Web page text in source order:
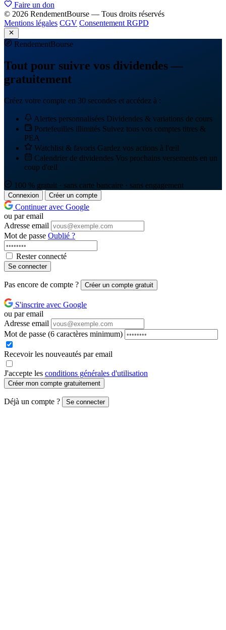
Faire un don
© 2026 RendementBourse — Tous droits réservés
Mentions légales CGV Consentement RGPD
RendementBourse
Tout pour suivre vos dividendes —
gratuitement
Créez votre compte en 30 secondes et accédez à :
Alertes personnalisées Dividendes & variations de cours
Portefeuilles illimités Suivez tous vos comptes titres &
PEA
Watchlist & favoris Gardez vos actions à l'œil
Calendrier de dividendes Vos prochains versements en un
coup d'œil
100 % gratuit · sans carte bancaire · sans engagement
Connexion Créer un compte
Continuer avec Google
ou par email
Adresse email
Mot de passe Oublié ?
Rester connecté
Se connecter
Pas encore de compte ? Créer un compte gratuit
S'inscrire avec Google
ou par email
Adresse email
Mot de passe (6 caractères minimum)
Recevoir les nouveautés par email
J'accepte les conditions générales d'utilisation
Créer mon compte gratuitement
Déjà un compte ? Se connecter